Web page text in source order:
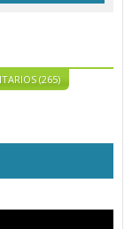
(265)